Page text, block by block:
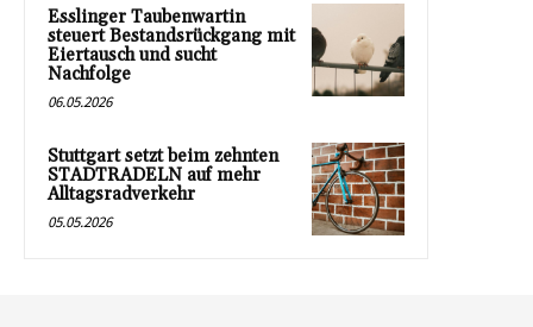
Esslinger Taubenwartin
steuert Bestandsrückgang mit
Eiertausch und sucht
Nachfolge
06.05.2026
Stuttgart setzt beim zehnten
STADTRADELN auf mehr
Alltagsradverkehr
05.05.2026